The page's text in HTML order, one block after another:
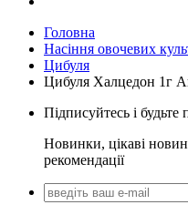
Головна
Насіння овочевих
Цибуля
Цибуля Халцедон 1г
Підписуйтесь і
Новинки, цікаві
рекомендації